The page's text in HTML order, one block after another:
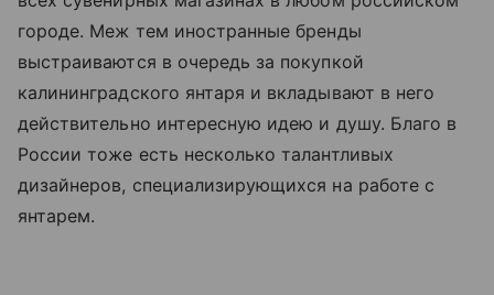
городе. Меж тем иностранные бренды
выстраиваются в очередь за покупкой
калининградского янтаря и вкладывают в него
действительно интересную идею и душу. Благо в
России тоже есть несколько талантливых
дизайнеров, специализирующихся на работе с
янтарем.